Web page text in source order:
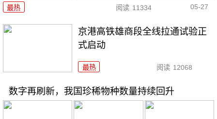
最热 阅读 11334 05-27
京港高铁雄商段全线拉通试验正
式启动
最热 阅读 12068
数字再刷新，我国珍稀物种数量持续回升